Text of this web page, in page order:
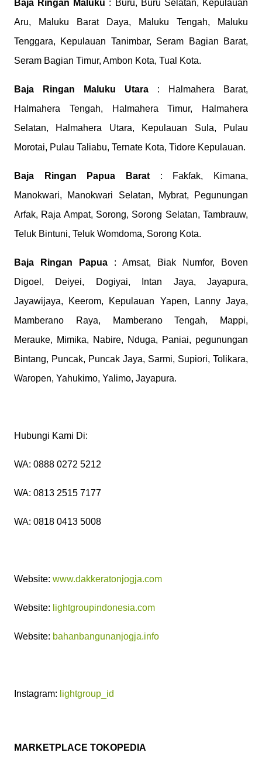
Baja Ringan Maluku : Buru, Buru Selatan, Kepulauan
Aru, Maluku Barat Daya, Maluku Tengah, Maluku
Tenggara, Kepulauan Tanimbar, Seram Bagian Barat,
Seram Bagian Timur, Ambon Kota, Tual Kota.
Baja Ringan Maluku Utara : Halmahera Barat,
Halmahera Tengah, Halmahera Timur, Halmahera
Selatan, Halmahera Utara, Kepulauan Sula, Pulau
Morotai, Pulau Taliabu, Ternate Kota, Tidore Kepulauan.
Baja Ringan Papua Barat : Fakfak, Kimana,
Manokwari, Manokwari Selatan, Mybrat, Pegunungan
Arfak, Raja Ampat, Sorong, Sorong Selatan, Tambrauw,
Teluk Bintuni, Teluk Womdoma, Sorong Kota.
Baja Ringan Papua : Amsat, Biak Numfor, Boven
Digoel, Deiyei, Dogiyai, Intan Jaya, Jayapura,
Jayawijaya, Keerom, Kepulauan Yapen, Lanny Jaya,
Mamberano Raya, Mamberano Tengah, Mappi,
Merauke, Mimika, Nabire, Nduga, Paniai, pegunungan
Bintang, Puncak, Puncak Jaya, Sarmi, Supiori, Tolikara,
Waropen, Yahukimo, Yalimo, Jayapura.
Hubungi Kami Di:
WA: 0888 0272 5212
WA: 0813 2515 7177
WA: 0818 0413 5008
Website: www.dakkeratonjogja.com
Website: lightgroupindonesia.com
Website: bahanbangunanjogja.info
Instagram: lightgroup_id
MARKETPLACE TOKOPEDIA